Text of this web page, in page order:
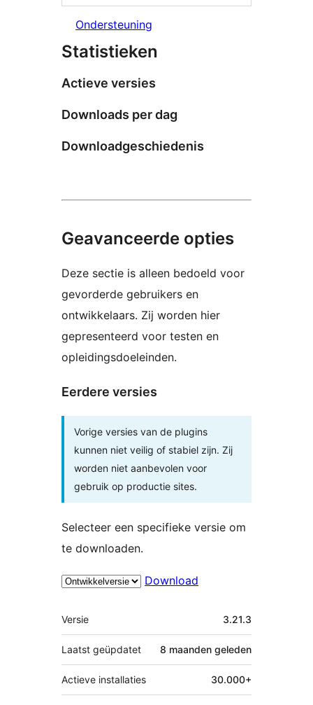
Ondersteuning
Statistieken
Actieve versies
Downloads per dag
Downloadgeschiedenis
Geavanceerde opties
Deze sectie is alleen bedoeld voor
gevorderde gebruikers en
ontwikkelaars. Zij worden hier
gepresenteerd voor testen en
opleidingsdoeleinden.
Eerdere versies
Vorige versies van de plugins
kunnen niet veilig of stabiel zijn. Zij
worden niet aanbevolen voor
gebruik op productie sites.
Selecteer een specifieke versie om
te downloaden.
Download
Meta
Versie 3.21.3
Laatst geüpdatet 8 maanden geleden
Actieve installaties 30.000+